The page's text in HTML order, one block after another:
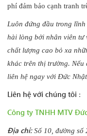
phí đảm bảo cạnh tranh
Luôn đứng đầu trong
hài lòng bởi nhân viên tư
chất lượng cao bỏ xa
khác trên thị trường. Nếu
liên hệ ngay với Đức
Liên hệ với chúng tôi :
Công ty TNHH MTV
Địa chỉ:Số 10, đường số